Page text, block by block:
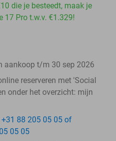
die je besteedt, maak je
17 Pro t.w.v. €1.329!
aankoop t/m 30 sep 2026
reserveren met 'Social
onder het overzicht: mijn
+31 88 205 05 05 of
05 05